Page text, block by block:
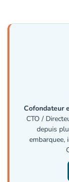
Cofondateur
CTO /
depuis
embarquee,